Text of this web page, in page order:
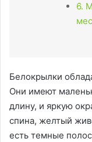
6.
Белокрылки
Они имеют
длину, и яркую
спина, желтый
есть темные